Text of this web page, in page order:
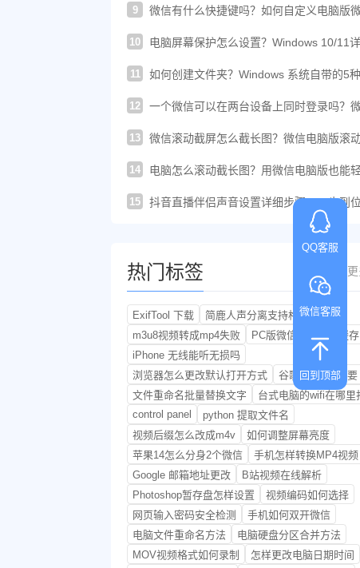
9
微信有什么快捷键吗？如何自定义电脑版
10
电脑屏幕保护怎么设置？Windows 10/11
11
如何创建文件夹？Windows 系统自带的5
12
一个微信可以在两台设备上同时登录吗？
13
微信滚动截屏怎么截长图？微信电脑版滚
14
电脑怎么滚动截长图？用微信电脑版也能
15
抖音直播伴侣声音设置详细步骤，一步到
热门标签
ExifTool 下载
简鹿人声分离支持格式
m3u8视频转成mp4失败
PC版微信怎么清除缓存
iPhone 无线能听无损吗
浏览器怎么更改默认打开方式
谷歌 AI 搜索摘要
文件重命名批量替换文字
台式电脑的wifi在哪里
control panel
python 提取文件名
视频后缀怎么改成m4v
如何调整屏幕亮度
苹果14怎么分身2个微信
手机怎样转换MP4视频
Google 邮箱地址更改
B站视频在线解析
Photoshop暂存盘怎样设置
视频编码如何选择
网页输入密码安全检测
手机如何双开微信
电脑文件重命名方法
电脑硬盘分区合并方法
MOV视频格式如何录制
怎样更改电脑日期时间
QQ客服
微信客服
回到顶部